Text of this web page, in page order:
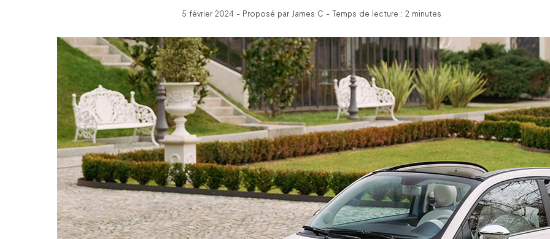
5 février 2024 - Proposé par James C - Temps de lecture : 2 minutes